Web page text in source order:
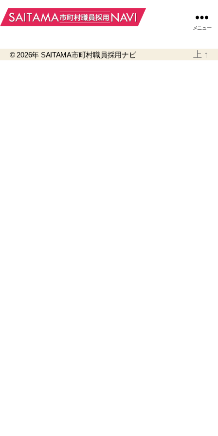
メニュー
© 2026年 SAITAMA市町村職員採用ナビ 上 ↑